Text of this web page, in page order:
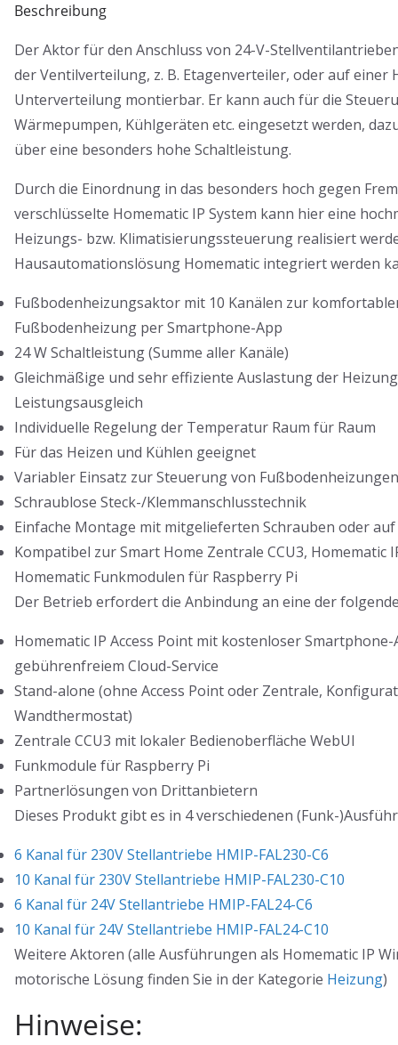
Beschreibung
Der Aktor für den Anschluss von 24-V-
der Ventilverteilung, z. B. Etagenverteiler, oder auf einer
Unterverteilung montierbar. Er kann auch für die
Wärmepumpen, Kühlgeräten etc. eingesetzt werden,
über eine besonders hohe Schaltleistung.
Durch die Einordnung in das besonders hoch gegen
verschlüsselte Homematic IP System kann hier eine
Heizungs- bzw. Klimatisierungssteuerung realisiert
Hausautomationslösung Homematic integriert werden
Fußbodenheizungsaktor mit 10 Kanälen zur
Fußbodenheizung per Smartphone-App
24 W Schaltleistung (Summe aller Kanäle)
Gleichmäßige und sehr effiziente Auslastung der
Leistungsausgleich
Individuelle Regelung der Temperatur Raum für Raum
Für das Heizen und Kühlen geeignet
Variabler Einsatz zur Steuerung von
Schraublose Steck-/Klemmanschlusstechnik
Einfache Montage mit mitgelieferten Schrauben oder
Kompatibel zur Smart Home Zentrale CCU3, Homematic
Homematic Funkmodulen für Raspberry Pi
Der Betrieb erfordert die Anbindung an eine der
Homematic IP Access Point mit kostenloser
gebührenfreiem Cloud-Service
Stand-alone (ohne Access Point oder Zentrale,
Wandthermostat)
Zentrale CCU3 mit lokaler Bedienoberfläche WebUI
Funkmodule für Raspberry Pi
Partnerlösungen von Drittanbietern
Dieses Produkt gibt es in 4 verschiedenen (Funk-
6 Kanal für 230V Stellantriebe HMIP-FAL230-C6
10 Kanal für 230V Stellantriebe HMIP-FAL230-C10
6 Kanal für 24V Stellantriebe HMIP-FAL24-C6
10 Kanal für 24V Stellantriebe HMIP-FAL24-C10
Weitere Aktoren (alle Ausführungen als Homematic IP
motorische Lösung finden Sie in der Kategorie Heizung)
Hinweise: